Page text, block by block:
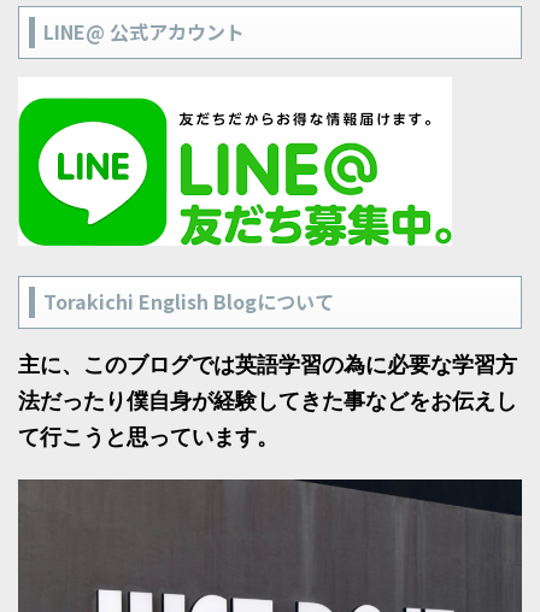
LINE@ 公式アカウント
Torakichi English Blogについて
主に、このブログでは英語学習の為に必要な学習方
法だったり僕自身が経験してきた事などをお伝えし
て行こうと思っています。